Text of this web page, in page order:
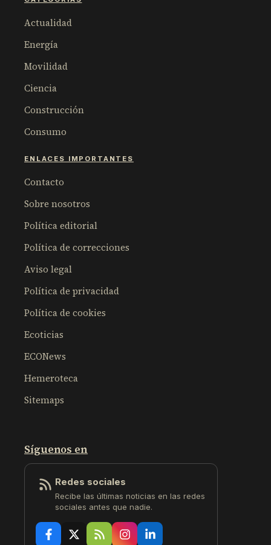
Actualidad
Energía
Movilidad
Ciencia
Construcción
Consumo
ENLACES IMPORTANTES
Contacto
Sobre nosotros
Política editorial
Política de correcciones
Aviso legal
Política de privacidad
Política de cookies
Ecoticias
ECONews
Hemeroteca
Sitemaps
Síguenos en
Redes sociales
Recibe las últimas noticias en las redes
sociales antes que nadie.